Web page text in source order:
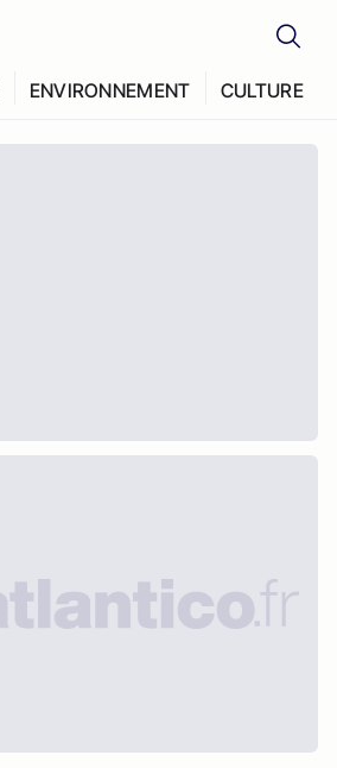
ENVIRONNEMENT CULTURE